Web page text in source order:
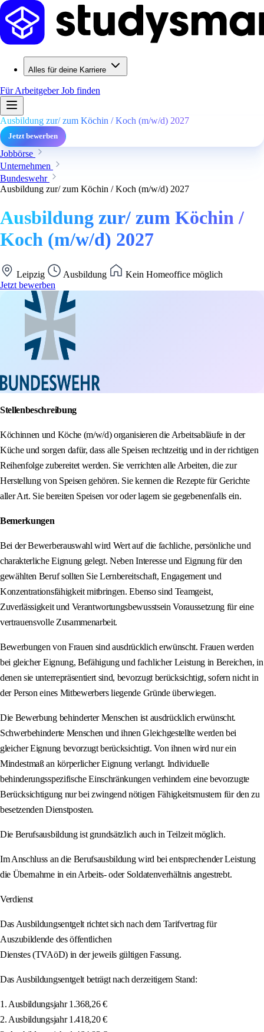
Alles für deine Karriere
Für ArbeitgeberJob finden
Ausbildung zur/ zum Köchin / Koch (m/w/d) 2027
Jetzt bewerben
Jobbörse
Unternehmen
Bundeswehr
Ausbildung zur/ zum Köchin / Koch (m/w/d) 2027
Ausbildung zur/ zum Köchin /
Koch (m/w/d) 2027
Leipzig Ausbildung
Kein Homeoffice möglich
Jetzt bewerben
Stellenbeschreibung
Köchinnen und Köche (m/w/d) organisieren die Arbeitsabläufe in der
Küche und sorgen dafür, dass alle Speisen rechtzeitig und in der richtigen
Reihenfolge zubereitet werden. Sie verrichten alle Arbeiten, die zur
Herstellung von Speisen gehören. Sie kennen die Rezepte für Gerichte
aller Art. Sie bereiten Speisen vor oder lagern sie gegebenenfalls ein.
Bemerkungen
Bei der Bewerberauswahl wird Wert auf die fachliche, persönliche und
charakterliche Eignung gelegt. Neben Interesse und Eignung für den
gewählten Beruf sollten Sie Lernbereitschaft, Engagement und
Konzentrationsfähigkeit mitbringen. Ebenso sind Teamgeist,
Zuverlässigkeit und Verantwortungsbewusstsein Voraussetzung für eine
vertrauensvolle Zusammenarbeit.
Bewerbungen von Frauen sind ausdrücklich erwünscht. Frauen werden
bei gleicher Eignung, Befähigung und fachlicher Leistung in Bereichen, in
denen sie unterrepräsentiert sind, bevorzugt berücksichtigt, sofern nicht in
der Person eines Mitbewerbers liegende Gründe überwiegen.
Die Bewerbung behinderter Menschen ist ausdrücklich erwünscht.
Schwerbehinderte Menschen und ihnen Gleichgestellte werden bei
gleicher Eignung bevorzugt berücksichtigt. Von ihnen wird nur ein
Mindestmaß an körperlicher Eignung verlangt. Individuelle
behinderungsspezifische Einschränkungen verhindern eine bevorzugte
Berücksichtigung nur bei zwingend nötigen Fähigkeitsmustern für den zu
besetzenden Dienstposten.
Die Berufsausbildung ist grundsätzlich auch in Teilzeit möglich.
Im Anschluss an die Berufsausbildung wird bei entsprechender Leistung
die Übernahme in ein Arbeits- oder Soldatenverhältnis angestrebt.
Verdienst
Das Ausbildungsentgelt richtet sich nach dem Tarifvertrag für
Auszubildende des öffentlichen
Dienstes (TVAöD) in der jeweils gültigen Fassung.
Das Ausbildungsentgelt beträgt nach derzeitigem Stand:
1. Ausbildungsjahr 1.368,26 €
2. Ausbildungsjahr 1.418,20 €